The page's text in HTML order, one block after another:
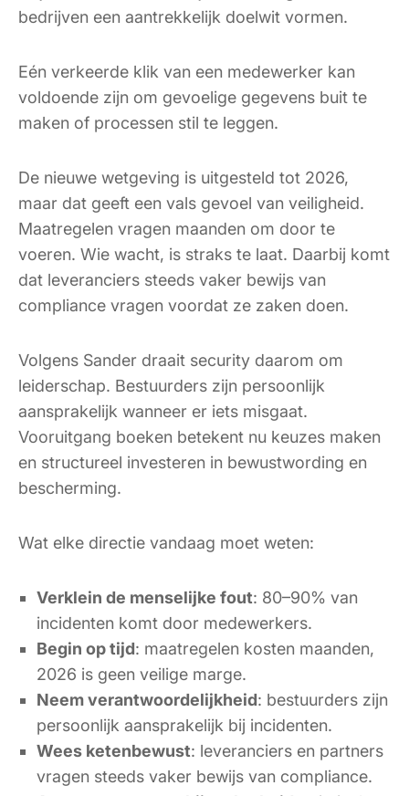
bedrijven een aantrekkelijk doelwit vormen.
Eén verkeerde klik van een medewerker kan
voldoende zijn om gevoelige gegevens buit te
maken of processen stil te leggen.
De nieuwe wetgeving is uitgesteld tot 2026,
maar dat geeft een vals gevoel van veiligheid.
Maatregelen vragen maanden om door te
voeren. Wie wacht, is straks te laat. Daarbij komt
dat leveranciers steeds vaker bewijs van
compliance vragen voordat ze zaken doen.
Volgens Sander draait security daarom om
leiderschap. Bestuurders zijn persoonlijk
aansprakelijk wanneer er iets misgaat.
Vooruitgang boeken betekent nu keuzes maken
en structureel investeren in bewustwording en
bescherming.
Wat elke directie vandaag moet weten:
Verklein de menselijke fout: 80–90% van
incidenten komt door medewerkers.
Begin op tijd: maatregelen kosten maanden,
2026 is geen veilige marge.
Neem verantwoordelijkheid: bestuurders zijn
persoonlijk aansprakelijk bij incidenten.
Wees ketenbewust: leveranciers en partners
vragen steeds vaker bewijs van compliance.